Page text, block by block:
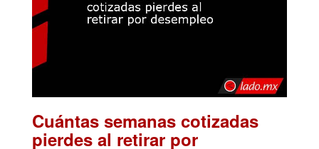
Cuántas semanas cotizadas
pierdes al retirar por